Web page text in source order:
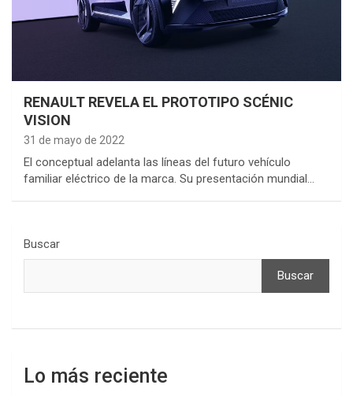
RENAULT REVELA EL PROTOTIPO SCÉNIC
VISION
31 de mayo de 2022
El conceptual adelanta las líneas del futuro vehículo
familiar eléctrico de la marca. Su presentación mundial…
Buscar
Buscar
Lo más reciente